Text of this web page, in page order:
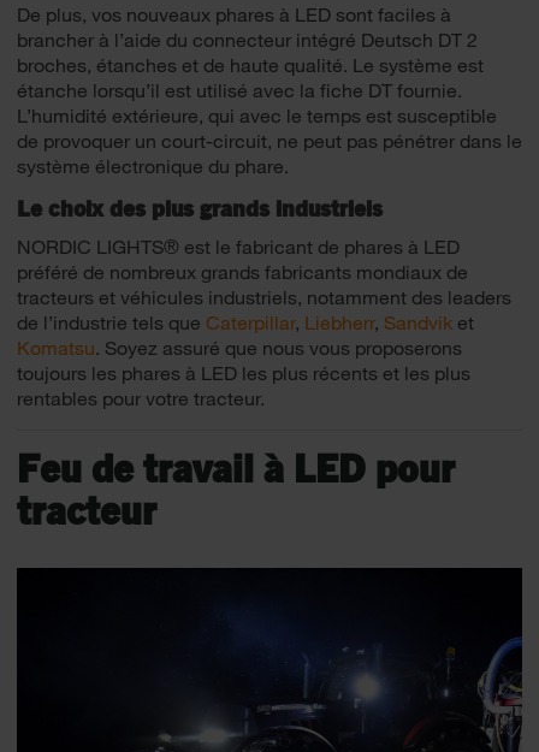
De plus, vos nouveaux phares à LED sont faciles à
brancher à l’aide du connecteur intégré Deutsch DT 2
broches, étanches et de haute qualité. Le système est
étanche lorsqu’il est utilisé avec la fiche DT fournie.
L’humidité extérieure, qui avec le temps est susceptible
de provoquer un court-circuit, ne peut pas pénétrer dans le
système électronique du phare.
Le choix des plus grands industriels
NORDIC LIGHTS® est le fabricant de phares à LED
préféré de nombreux grands fabricants mondiaux de
tracteurs et véhicules industriels, notamment des leaders
de l’industrie tels que Caterpillar, Liebherr, Sandvik et
Komatsu . Soyez assuré que nous vous proposerons
toujours les phares à LED les plus récents et les plus
rentables pour votre tracteur.
Feu de travail à LED pour
tracteur